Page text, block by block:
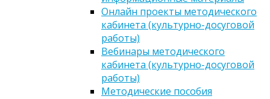
Онлайн проекты методического
кабинета (культурно-досуговой
работы)
Вебинары методического
кабинета (культурно-досуговой
работы)
Методические пособия